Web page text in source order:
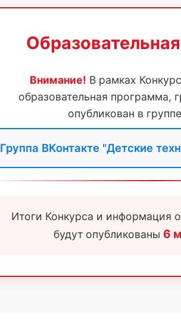
Внимание! В рамках
образовательная программа,
опубликован в
Группа ВКонтакте "Детские
Итоги Конкурса и информация
будут опубликованы 6